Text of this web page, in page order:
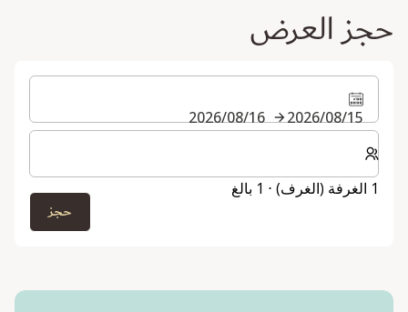
حجز العرض
15‏/08‏/2026
16‏/08‏/2026
حدد عدد الغرف والضيوف لإقامتك
1 الغرفة (الغرف) ⋅ 1 بالغ
حجز